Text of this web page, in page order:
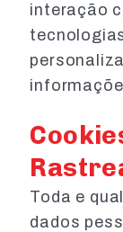
interação
Toda e
dados